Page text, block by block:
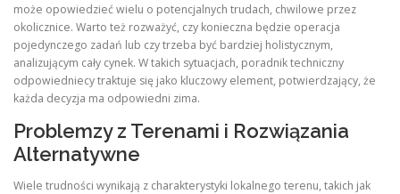
może opowiedzieć wielu o potencjalnych trudach, chwilowe przez
okolicznice. Warto też rozważyć, czy konieczna będzie operacja
pojedynczego zadań lub czy trzeba być bardziej holistycznym,
analizującym cały cynek. W takich sytuacjach, poradnik techniczny
odpowiedniecy traktuje się jako kluczowy element, potwierdzający, że
każda decyzja ma odpowiedni zima.
Problemzy z Terenami i Rozwiązania
Alternatywne
Wiele trudności wynikają z charakterystyki lokalnego terenu, takich jak